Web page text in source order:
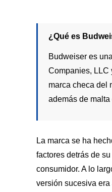
¿Qué es
Budweiser es
Companies, LLC
marca checa del
además de
La marca se ha
factores detrás de
consumidor. A lo
versión sucesiva